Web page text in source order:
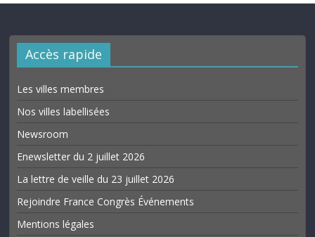
Accès rapide
Les villes membres
Nos villes labellisées
Newsroom
Enewsletter du 2 juillet 2026
La lettre de veille du 23 juillet 2026
Rejoindre France Congrès Événements
Mentions légales